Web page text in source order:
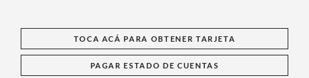
TOCA ACÁ PARA OBTENER TARJETA
PAGAR ESTADO DE CUENTAS